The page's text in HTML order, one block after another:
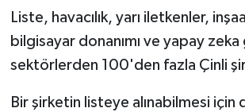
Liste, havacılık, yarı iletkenler,
bilgisayar donanımı ve yapay zeka
sektörlerden 100'den fazla Çinli
Bir şirketin listeye alınabilmesi için